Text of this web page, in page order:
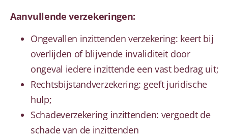
Aanvullende verzekeringen:
Ongevallen inzittenden verzekering: keert bij
overlijden of blijvende invaliditeit door
ongeval iedere inzittende een vast bedrag uit;
Rechtsbijstandverzekering: geeft juridische
hulp;
Schadeverzekering inzittenden: vergoedt de
schade van de inzittenden